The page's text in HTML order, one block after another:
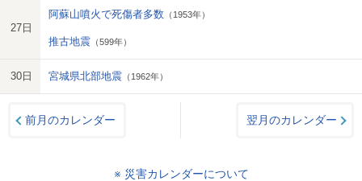
27日
阿蘇山噴火で死傷者多数 （1953年）
推古地震 （599年）
30日 宮城県北部地震 （1962年）
前月のカレンダー 翌月のカレンダー
※ 災害カレンダーについて